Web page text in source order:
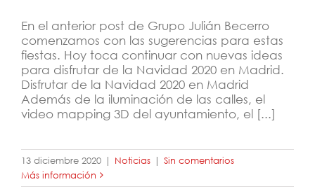
En el anterior post de Grupo Julián Becerro
comenzamos con las sugerencias para estas
fiestas. Hoy toca continuar con nuevas ideas
para disfrutar de la Navidad 2020 en Madrid.
Disfrutar de la Navidad 2020 en Madrid
Además de la iluminación de las calles, el
video mapping 3D del ayuntamiento, el [...]
13 diciembre 2020 | Noticias | Sin comentarios
Más información